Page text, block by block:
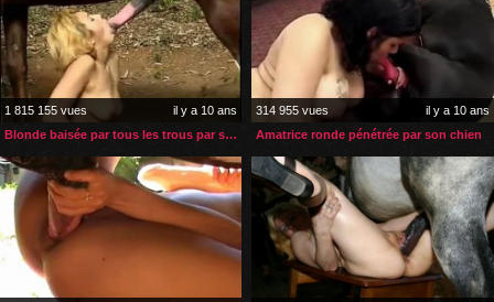
1 815 155 vues
il y a 10 ans
Blonde baisée par tous les trous par son cheval
314 955 vues
il y a 10 ans
Amatrice ronde pénétrée par son chien